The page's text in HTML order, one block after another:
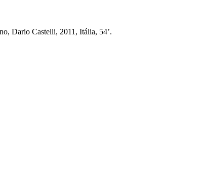
Dario Castelli, 2011, Itália, 54’.